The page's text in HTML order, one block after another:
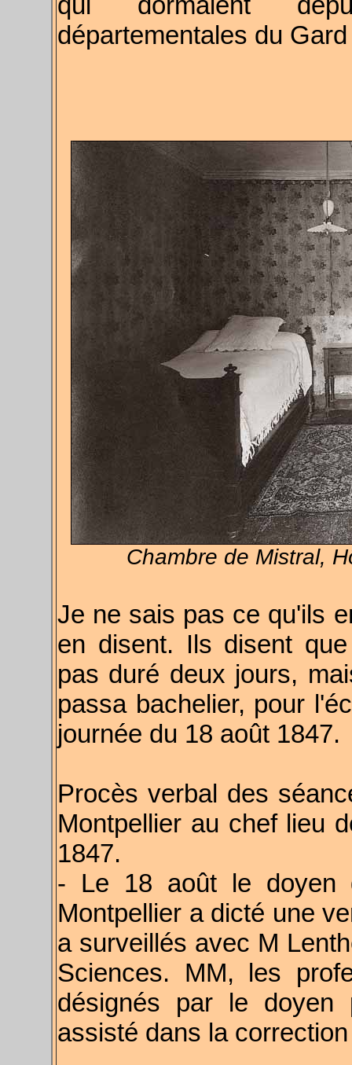
départementales du
Chambre de Mistral,
Je ne sais pas ce qu'ils
en disent. Ils disent
pas duré deux jours,
passa bachelier, pour
journée du 18 août 1847.
Procès verbal des
Montpellier au chef lieu
1847.
- Le 18 août le doyen
Montpellier a dicté une
a surveillés avec M
Sciences. MM, les
désignés par le
assisté dans la